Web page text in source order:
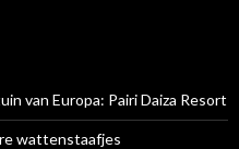
van Europa: Pairi Daiza Resort
wattenstaafjes